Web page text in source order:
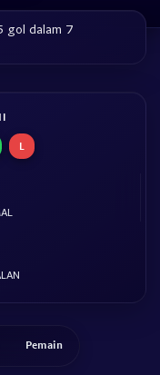
gol dalam 7
L
Pemain